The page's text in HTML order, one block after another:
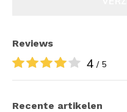
Reviews
4 / 5
Recente artikelen